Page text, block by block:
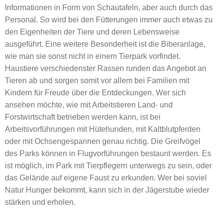
Informationen in Form von Schautafeln, aber auch durch das
Personal. So wird bei den Fütterungen immer auch etwas zu
den Eigenheiten der Tiere und deren Lebensweise
ausgeführt. Eine weitere Besonderheit ist die Biberanlage,
wie man sie sonst nicht in einem Tierpark vorfindet.
Haustiere verschiedenster Rassen runden das Angebot an
Tieren ab und sorgen somit vor allem bei Familien mit
Kindern für Freude über die Entdeckungen. Wer sich
ansehen möchte, wie mit Arbeitstieren Land- und
Forstwirtschaft betrieben werden kann, ist bei
Arbeitsvorführungen mit Hütehunden, mit Kaltblutpferden
oder mit Ochsengespannen genau richtig. Die Greifvögel
des Parks können in Flugvorführungen bestaunt werden. Es
ist möglich, im Park mit Tierpflegern unterwegs zu sein, oder
das Gelände auf eigene Faust zu erkunden. Wer bei soviel
Natur Hunger bekommt, kann sich in der Jägerstube wieder
stärken und erholen.